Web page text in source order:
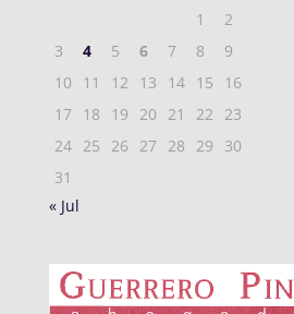
1
2
3
4 5 6 7 8
9
10
11 12 13 14 15
16
17
18 19 20 21 22
23
24 25 26 27 28 29
30
31
« Jul